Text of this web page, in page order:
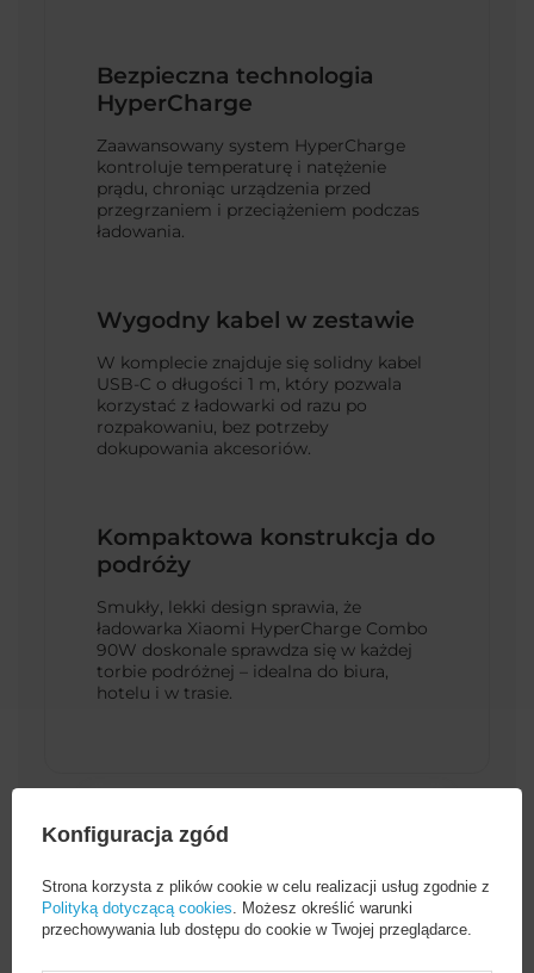
Bezpieczna technologia
HyperCharge
Zaawansowany system HyperCharge
kontroluje temperaturę i natężenie
prądu, chroniąc urządzenia przed
przegrzaniem i przeciążeniem podczas
ładowania.
Wygodny kabel w zestawie
W komplecie znajduje się solidny kabel
USB-C o długości 1 m, który pozwala
korzystać z ładowarki od razu po
rozpakowaniu, bez potrzeby
dokupowania akcesoriów.
Kompaktowa konstrukcja do
podróży
Smukły, lekki design sprawia, że
ładowarka Xiaomi HyperCharge Combo
90W doskonale sprawdza się w każdej
torbie podróżnej – idealna do biura,
hotelu i w trasie.
Cena sugerowana 109,00 PLN szt.
Konfiguracja zgód
Strona korzysta z plików cookie w celu realizacji usług zgodnie z
Polityką dotyczącą cookies . Możesz określić warunki
przechowywania lub dostępu do cookie w Twojej przeglądarce.